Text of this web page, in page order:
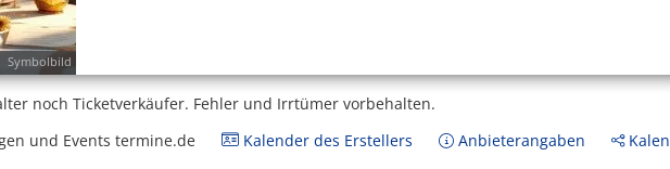
Symbolbild
noch Ticketverkäufer. Fehler und Irrtümer vorbehalten.
und Events termine.de
Kalender des Erstellers Anbieterangaben